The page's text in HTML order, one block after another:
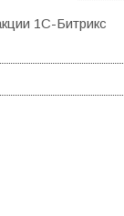
1С-Битрикс